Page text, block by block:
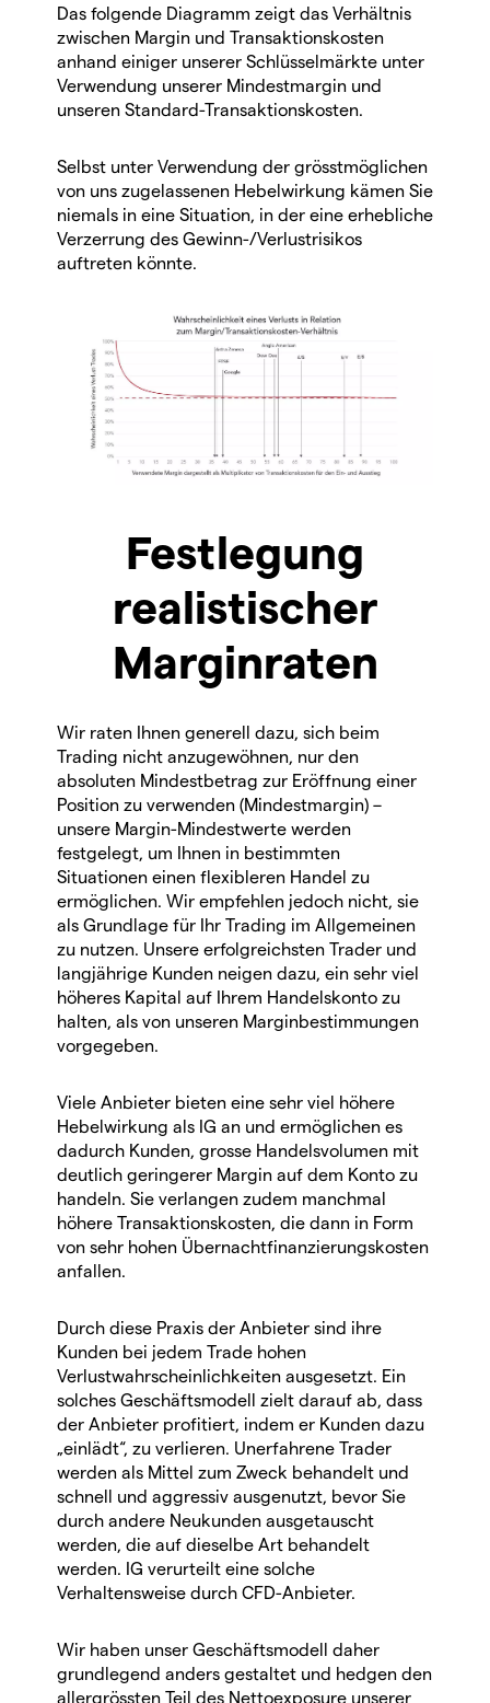
Das folgende Diagramm zeigt das Verhältnis
zwischen Margin und Transaktionskosten
anhand einiger unserer Schlüsselmärkte unter
Verwendung unserer Mindestmargin und
unseren Standard-Transaktionskosten.
Selbst unter Verwendung der grösstmöglichen
von uns zugelassenen Hebelwirkung kämen Sie
niemals in eine Situation, in der eine erhebliche
Verzerrung des Gewinn-/Verlustrisikos
auftreten könnte.
Festlegung
realistischer
Marginraten
Wir raten Ihnen generell dazu, sich beim
Trading nicht anzugewöhnen, nur den
absoluten Mindestbetrag zur Eröffnung einer
Position zu verwenden (Mindestmargin) –
unsere Margin-Mindestwerte werden
festgelegt, um Ihnen in bestimmten
Situationen einen flexibleren Handel zu
ermöglichen. Wir empfehlen jedoch nicht, sie
als Grundlage für Ihr Trading im Allgemeinen
zu nutzen. Unsere erfolgreichsten Trader und
langjährige Kunden neigen dazu, ein sehr viel
höheres Kapital auf Ihrem Handelskonto zu
halten, als von unseren Marginbestimmungen
vorgegeben.
Viele Anbieter bieten eine sehr viel höhere
Hebelwirkung als IG an und ermöglichen es
dadurch Kunden, grosse Handelsvolumen mit
deutlich geringerer Margin auf dem Konto zu
handeln. Sie verlangen zudem manchmal
höhere Transaktionskosten, die dann in Form
von sehr hohen Übernachtfinanzierungskosten
anfallen.
Durch diese Praxis der Anbieter sind ihre
Kunden bei jedem Trade hohen
Verlustwahrscheinlichkeiten ausgesetzt. Ein
solches Geschäftsmodell zielt darauf ab, dass
der Anbieter profitiert, indem er Kunden dazu
„einlädt“, zu verlieren. Unerfahrene Trader
werden als Mittel zum Zweck behandelt und
schnell und aggressiv ausgenutzt, bevor Sie
durch andere Neukunden ausgetauscht
werden, die auf dieselbe Art behandelt
werden. IG verurteilt eine solche
Verhaltensweise durch CFD-Anbieter.
Wir haben unser Geschäftsmodell daher
grundlegend anders gestaltet und hedgen den
allergrössten Teil des Nettoexposure unserer